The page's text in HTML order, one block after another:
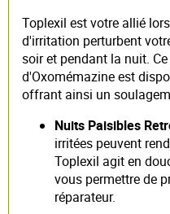
Toplexil est votre allié
d'irritation perturbent
soir et pendant la nuit.
d'Oxomémazine est
offrant ainsi un
Nuits Paisibles
irritées peuvent
Toplexil agit en
vous permettre de
réparateur.